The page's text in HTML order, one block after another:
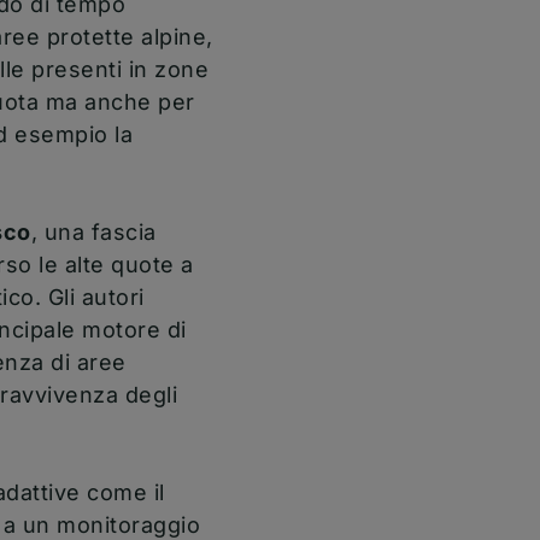
protette alpine,
presenti in zone
ma anche per
esempio la
, una fascia
le alte quote a
Gli autori
motore di
di aree
degli
come il
un monitoraggio